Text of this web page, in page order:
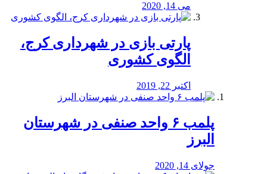
می 14, 2020
پارتی بازی در شهرداری کرج،
الگوی کشوری
اکتبر 22, 2019
پلمب ۶ واحد صنفی در شهرستان
البرز
جولای 14, 2020